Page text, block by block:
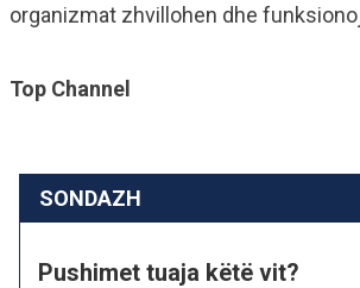
organizmat zhvillohen dhe
Top Channel
SONDAZH
Pushimet tuaja këtë vit?